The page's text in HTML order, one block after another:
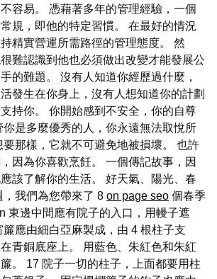
容易。 憑藉著多年的管理經驗，一個
規，即他的特定習慣。 在最好的情況
精實營運所需路徑的管理態度。 然
難認識到他也必須做出改變才能發展公
的難題。 沒有人知道你經歷過什麼，
發生在你身上，沒有人想知道你的計劃
持你。 你開始感到不安全，你的自尊
是多麼優秀的人，你永遠無法取悅所
那樣，它就不可避免地被損壞。 也許
因為你喜歡烹飪。 一個傳記故事，因
該了解你的生活。 好天氣、陽光、春
我們為您帶來了 8 on page seo 個春季
東邊中間應有院子的入口，用幔子遮
應由細白亞麻製成，由 4 根柱子支
青銅底座上。 用藍色、朱紅色和朱紅
。 17 院子一切的柱子，上面都要用柱